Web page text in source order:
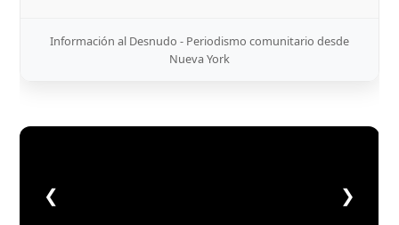
Información al Desnudo - Periodismo comunitario desde
Nueva York
❮ ❯